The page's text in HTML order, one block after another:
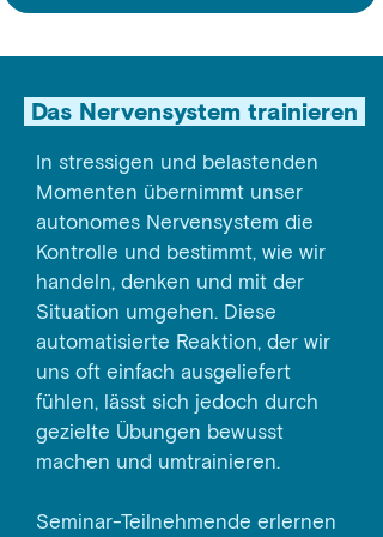
Das Nervensystem trainieren
In stressigen und belastenden
Momenten übernimmt unser
autonomes Nervensystem die
Kontrolle und bestimmt, wie wir
handeln, denken und mit der
Situation umgehen. Diese
automatisierte Reaktion, der wir
uns oft einfach ausgeliefert
fühlen, lässt sich jedoch durch
gezielte Übungen bewusst
machen und umtrainieren.
Seminar-Teilnehmende erlernen